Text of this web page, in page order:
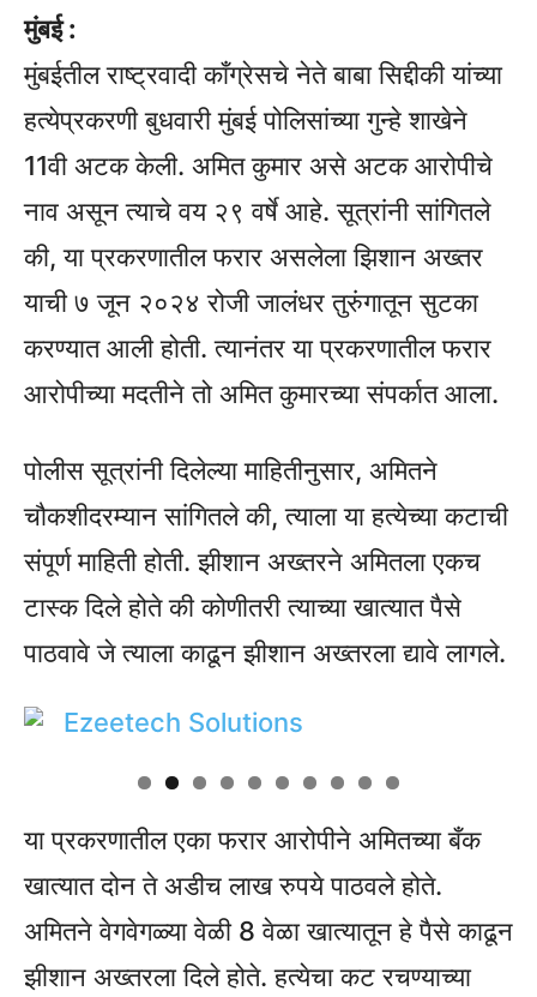
मुंबई :
मुंबईतील राष्ट्रवादी काँग्रेसचे नेते बाबा सिद्दीकी यांच्या
हत्येप्रकरणी बुधवारी मुंबई पोलिसांच्या गुन्हे शाखेने
11वी अटक केली. अमित कुमार असे अटक आरोपीचे
नाव असून त्याचे वय २९ वर्षे आहे. सूत्रांनी सांगितले
की, या प्रकरणातील फरार असलेला झिशान अख्तर
याची ७ जून २०२४ रोजी जालंधर तुरुंगातून सुटका
करण्यात आली होती. त्यानंतर या प्रकरणातील फरार
आरोपीच्या मदतीने तो अमित कुमारच्या संपर्कात आला.
पोलीस सूत्रांनी दिलेल्या माहितीनुसार, अमितने
चौकशीदरम्यान सांगितले की, त्याला या हत्येच्या कटाची
संपूर्ण माहिती होती. झीशान अख्तरने अमितला एकच
टास्क दिले होते की कोणीतरी त्याच्या खात्यात पैसे
पाठवावे जे त्याला काढून झीशान अख्तरला द्यावे लागले.
या प्रकरणातील एका फरार आरोपीने अमितच्या बँक
खात्यात दोन ते अडीच लाख रुपये पाठवले होते.
अमितने वेगवेगळ्या वेळी 8 वेळा खात्यातून हे पैसे काढून
झीशान अख्तरला दिले होते. हत्येचा कट रचण्याच्या